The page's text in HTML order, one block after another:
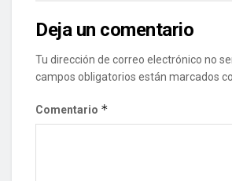
Deja un comentario
Tu dirección de correo electrónico no
campos obligatorios están marcados
Comentario *